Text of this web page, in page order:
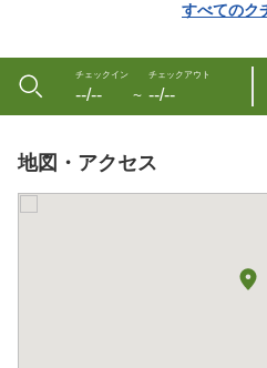
すべてのク
チェックイン
--/-- 〜
チェックアウト
--/--
地図・アクセス